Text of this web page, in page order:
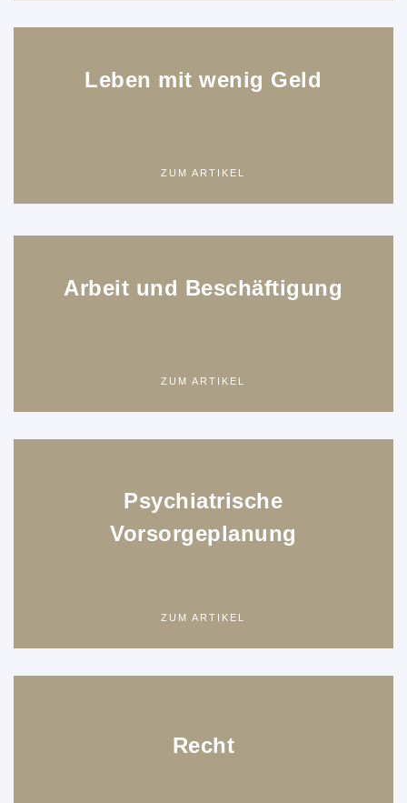
Leben mit wenig Geld
ZUM ARTIKEL
Arbeit und Beschäftigung
ZUM ARTIKEL
Psychiatrische
Vorsorgeplanung
ZUM ARTIKEL
Recht